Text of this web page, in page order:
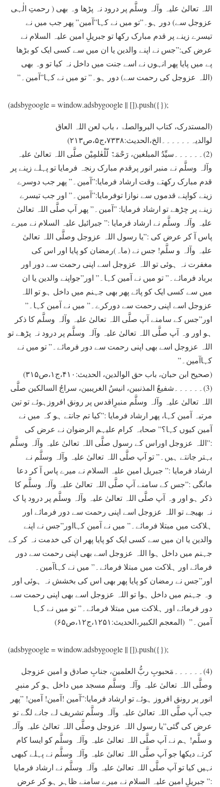
اللہ تعالیٰ علیہ وآلہ وسلَّم پر درود نہ پڑھا وہ بھی ( رحمتِ الٰہی
عزوجل سے) دور ہو۔”تو میں نے کہا”آمین” پھر جب میں نے
تیسرے زینے پر قدم مبارک رکھا تو جبریلِ امین علیہ السلام نے
عرض کی:”جس نے اپنے والدین یا ان میں سے کسی ایک کو بڑھا
پے میں پایا پھر انہوں نے اسے جنت میں داخل نہ کیا تو وہ بھی
(اللہ عزوجل کی رحمت سے) دور ہو۔” تو میں نے کہا”آمین۔”
(adsbygoogle = window.adsbygoogle || []).push({});
(المستدرک، کتاب البروالصلۃ ، باب لعن اللہ العاق
لوالدیہ۔۔۔۔۔۔الخ،الحدیث:۷۳۳۸،ج۵،ص۲۱۳)
(2)۔۔۔۔۔۔سیِّدُ المبلغین، رَحْمَۃٌ لّلْعٰلمِیْن صلَّی اللہ تعالیٰ علیہ
وآلہ وسلَّم نے منبر انور پرقدم مبارک رنجہ فرمایا تو پہلے زینے پر
قدم مبارک رکھتے وقت ارشاد فرمایا:”آمین۔” پھر جب دوسرے
زینے کواپنے قدموں سے نوازا توفرمایا:”آمین۔” اور جب تیسرے
زینے پر چڑھے تو ارشاد فرمایا: ”آمین۔” پھر آپ صلَّی اللہ تعالیٰ
علیہ وآلہ وسلَّم نے ارشاد فرمایا :” جبرائیل علیہ السلام نے میرے
پاس آ کر عرض کی :”یا رسول اللہ عزوجل وصلَّی اللہ تعالیٰ
علیہ وآلہ و سلَّم! جس نے (ماہ)رمضان کو پایا اور اس کی
مغفرت نہ ہوئی تو اللہ عزوجل اسے اپنی رحمت سے دور اور
برباد فرمائے۔” تو میں نے آمین کہا۔” اور”جواپنے والدین یا ان
میں سے کسی ایک کو پائے پھر بھی جہنم میں داخل ہو تو اللہ
عزوجل اسے اپنی رحمت سے دورکرے۔” میں نے آمین کہا۔”
اور”جس کے سامنے آپ صلَّی اللہ تعالیٰ علیہ وآلہ وسلَّم کا ذکر
ہو اور وہ آپ صلَّی اللہ تعالیٰ علیہ وآلہ وسلَّم پر درود نہ پڑھے تو
اللہ عزوجل اسے بھی اپنی رحمت سے دور فرمائے۔” تو میں نے
کہاآمین۔”
(صحیح ابن حبان، باب حق الوالدین، الحدیث:۴۱۰،ج۱،ص۳۱۵)
(3)۔۔۔۔۔۔شفیعُ المذنبین، انیسُ الغریبین، سراجُ السالکین صلَّی
اللہ تعالیٰ علیہ وآلہ وسلَّم منبرِاقدس پر رونق افروزہوئے تو تین
مرتبہ آمین کہا، پھر ارشاد فرمایا :”کیا تم جانتے ہو کہ میں نے
آمین کیوں کہا؟” صحابہ کرام علیہم الرضوان نے عرض کی
:”اللہ عزوجل اوراس کے رسول صلَّی اللہ تعالیٰ علیہ وآلہ وسلَّم
بہتر جانتے ہیں۔” تو آپ صلَّی اللہ تعالیٰ علیہ وآلہ وسلَّم نے
ارشاد فرمایا :” جبریل امین علیہ السلام نے میرے پاس آ کر دعا
مانگی :”جس کے سامنے آپ صلَّی اللہ تعالیٰ علیہ وآلہ وسلَّم کا
ذکر ہو اور وہ آپ صلَّی اللہ تعالیٰ علیہ وآلہ وسلَّم پر درود پا ک
نہ بھیجے تو اللہ عزوجل اسے اپنی رحمت سے دور فرمائے اور
ہلاکت میں مبتلا فرمائے۔” میں نے آمین کہااور”جس نے اپنے
والدین یا ان میں سے کسی ایک کو پایا پھر ان کی خدمت نہ کر کے
جہنم میں داخل ہوا اللہ عزوجل اسے بھی اپنی رحمت سے دور
فرمائے اور ہلاکت میں مبتلا فرمائے۔” میں نے کہاآمین۔
اور”جس نے رمضان کو پایا پھر بھی اس کی بخشش نہ ہوئی اور
وہ جہنم میں داخل ہوا تو اللہ عزوجل اسے بھی اپنی رحمت سے
دور فرمائے اور ہلاکت میں مبتلا فرمائے۔” تو میں نے کہا
آمین۔” (المعجم الکبیر،الحدیث:۱۲۵۱،ج۱۲،ص۶۵)
(adsbygoogle = window.adsbygoogle || []).push({});
(4)۔۔۔۔۔۔مَحبوبِ ربُّ العلمین، جنابِ صادق و امین عزوجل
وصلَّی اللہ تعالیٰ علیہ وآلہ وسلَّم مسجد میں داخل ہو کر منبرِ
انور پر رونق افروز ہوئے تو ارشاد فرمایا:”آمین !آمین! آمین! ”پھر
جب آپ صلَّی اللہ تعالیٰ علیہ وآلہ وسلَّم تشریف لے جانے لگے تو
عرض کی گئی”یا رسول اللہ عزوجل وصلَّی اللہ تعالیٰ علیہ وآلہ
و سلَّم! ہم نے آپ صلَّی اللہ تعالیٰ علیہ وآلہ وسلَّم کو ایسا کام
کرتے دیکھا جو آپ صلَّی اللہ تعالیٰ علیہ وآلہ وسلَّم نے پہلے کبھی
نہيں کيا تو آپ صلَّی اللہ تعالیٰ علیہ وآلہ وسلَّم نے ارشاد فرمایا
:” جبریلِ امین علیہ السلام نے میرے سامنے ظاہر ہو کر عرض